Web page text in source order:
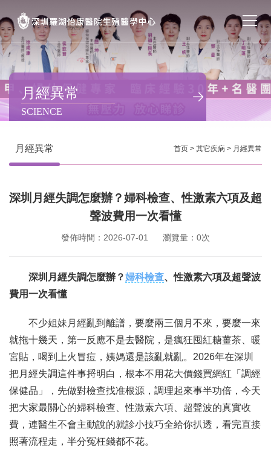
首页
私密處整形
不孕不育
特色门诊
聯繫我們
月經異常
SCIENCE
月經異常 首页 > 其它疾病 > 月經異常
深圳月經失調怎麼辦？婦科檢查、性激素六項及超
聲波費用一次看懂
發佈時間：2026-07-01 瀏覽量：0次
深圳月經失調怎麼辦？婦科檢查、性激素六項及超聲波
費用一次看懂
不少姐妹月經亂到離譜，要麼兩三個月不來，要麼一來
就拖十幾天，第一反應不是去醫院，是瘋狂囤紅糖薑茶、暖
宮貼，喝到上火冒痘，姨媽還是該亂就亂。2026年在深圳
把月經失調這件事捋明白，根本不用花大價錢買網紅「調經
保健品」，先做對檢查找准根源，調理起來事半功倍，今天
把大家最關心的婦科檢查、性激素六項、超聲波的真實收
費，連醫生不會主動說的就診小技巧全給你扒透，看完直接
照著流程走，半分冤枉錢都不花。